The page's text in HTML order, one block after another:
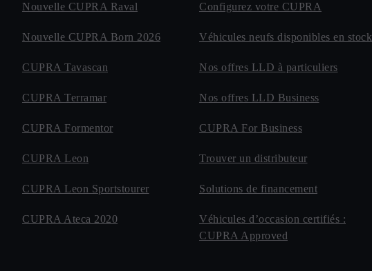
Nouvelle CUPRA Raval
Nouvelle CUPRA Born 2026
CUPRA Tavascan
CUPRA Terramar
CUPRA Formentor
CUPRA Leon
CUPRA Leon Sportstourer
CUPRA Ateca 2020
Configurez votre CUPRA
Véhicules neufs disponibles en stock
Nos offres LLD à particuliers
Nos offres LLD Business
CUPRA For Business
Trouver un distributeur
Solutions de financement
Véhicules d’occasion certifiés :
CUPRA Approved